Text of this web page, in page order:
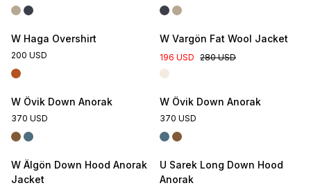
W Haga Overshirt
200 USD
W Vargön Fat Wool Jacket
196 USD 280 USD
W Övik Down Anorak
370 USD
W Övik Down Anorak
370 USD
W Älgön Down Hood Anorak
Jacket
U Sarek Long Down Hood
Anorak